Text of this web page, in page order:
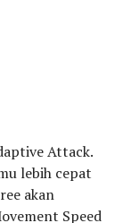
Attack.
lebih cepat
akan
Speed